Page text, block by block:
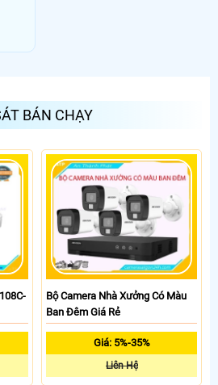
BÁN CHẠY
Bộ Camera Nhà Xưởng Có Màu
Ban Đêm Giá Rẻ
Giá: 5%-35%
Liên Hệ